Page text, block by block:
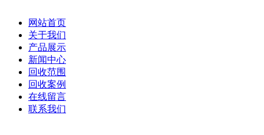
网站首页
关于我们
产品展示
新闻中心
回收范围
回收案例
在线留言
联系我们